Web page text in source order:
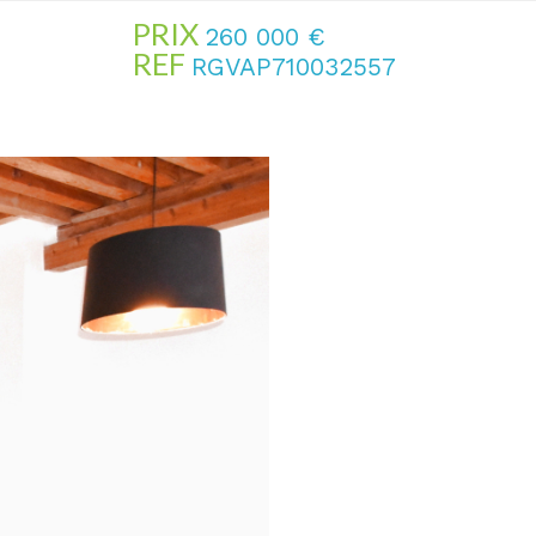
PRIX 260 000 €
REF RGVAP710032557